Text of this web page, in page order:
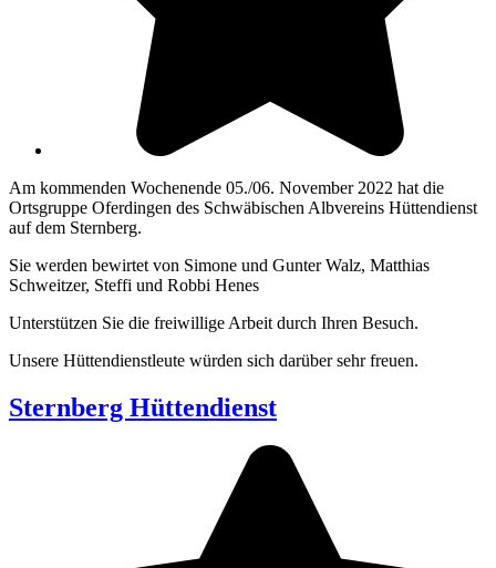
Am kommenden Wochenende 05./06. November 2022 hat die
Ortsgruppe Oferdingen des Schwäbischen Albvereins Hüttendienst
auf dem Sternberg.
Sie werden bewirtet von Simone und Gunter Walz, Matthias
Schweitzer, Steffi und Robbi Henes
Unterstützen Sie die freiwillige Arbeit durch Ihren Besuch.
Unsere Hüttendienstleute würden sich darüber sehr freuen.
Sternberg Hüttendienst